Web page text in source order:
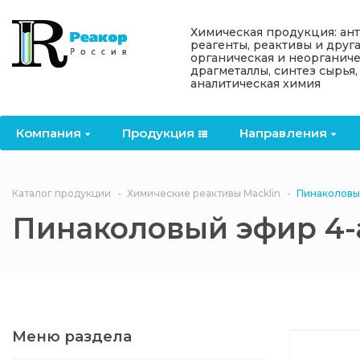
Компания Продукция Направления
Назад
Компания
Лицензии
Документы
Филиалы
Назад
Продукция
OceanСhem
Антипирены
антипирены
3ASenrise
Назад
Направления
Отвердители
Назад
Информация
Акции
Политика
конфиденциальности
Химическая продукция:
реагенты, реактивы и
органическая и
драгметаллы, синтез сырья,
аналитическая химия
Каталог продукции Химические реактивы Macklin
Пинаколовый эфир
Меню раздела